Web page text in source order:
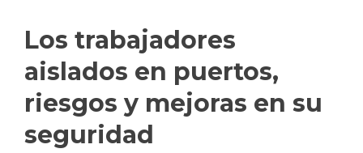
Los trabajadores
aislados en puertos,
riesgos y mejoras en su
seguridad